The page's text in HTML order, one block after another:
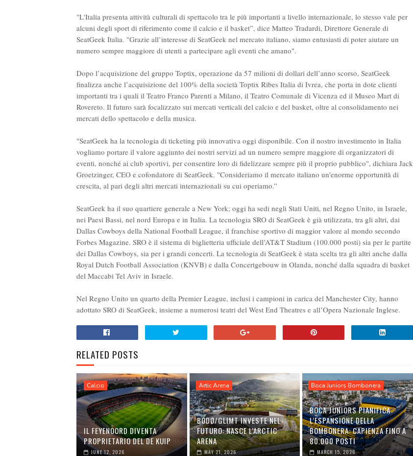
"L'Italia presenta attività culturali di spettacolo tra le più importanti a livello internazionale, lo stesso vale per
alcuni degli sport di riferimento come il calcio e il basket”, dice Matteo Tradardi, Direttore Generale di
SeatGeek Italia. "Grazie all’interesse di SeatGeek nel mercato italiano, siamo entusiasti di poter aiutare un
numero sempre maggiore di utenti a partecipare agli eventi che amano".
Dopo l’acquisizione del gruppo Toptix, operazione da 57 milioni di dollari dell’anno scorso, SeatGeek
finalizza anche l’acquisizione del 100% della società Toptix Ribes Italia di Ivrea, che porta in dote clienti
importanti tra i quali il Teatro Franco Parenti a Milano, il Teatro Comunale di Vicenza ed il Museo Mart di
Rovereto. Il futuro sarà focalizzato sui mercati verticali del calcio e del basket, oltre al consolidamento nei
mercati dello spettacolo e della musica.
"SeatGeek ha la tecnologia di ticketing più innovativa oggi disponibile. Con il nostro investimento in Italia
vogliamo portare il valore aggiunto dei nostri servizi ad un numero sempre maggiore di organizzatori di
eventi, nonché ai club sportivi, per consentire loro di fidelizzare sempre più il proprio pubblico", dichiara Jack
Groetzinger, CEO e cofondatore di SeatGeek. "Consideriamo il mercato italiano un'enorme opportunità di
crescita, al pari degli altri mercati internazionali su cui operiamo.”
SeatGeek ha il suo quartiere generale a New York; oggi ha sedi negli Stati Uniti, nel Regno Unito, in Israele,
nei Paesi Bassi, nel nord Europa e in Italia. La tecnologia SRO di SeatGeek è già utilizzata, tra gli altri, dai
Dallas Cowboys della National Football League, il franchise sportivo di maggior valore al mondo secondo
Forbes Magazine. SRO è il sistema di biglietteria ufficiale dell’AT&T Stadium (100.000 posti) sia per le partite
dei Dallas Cowboys, sia per i grandi concerti. La tecnologia di SeatGeek è stata scelta tra gli altri anche dalla
Royal Dutch Football Association (KNVB) e dalla Concertgebouw in Olanda, nonché dalla squadra di basket
del Maccabi Tel Aviv in Israele.
Nel Regno Unito un quarto della Premier League, inclusi i campioni in carica del Manchester City, hanno
adottato SRO di SeatGeek, insieme a numerosi teatri del West End Theatres e all’Opera Nazionale Inglese.
RELATED POSTS
Calcio
IL FEYENOORD DIVENTA
PROPRIETARIO DEL DE KUIP
JUNE 12, 2026
Artic Arena
BODØ/GLIMT INVESTE NEL
FUTURO: NASCE L’ARCTIC
ARENA
MAY 21, 2026
Boca Juniors Bombonera
BOCA JUNIORS PIANIFICA
L’ESPANSIONE DELLA
BOMBONERA: CAPIENZA FINO A
80.000 POSTI
MARCH 15, 2026